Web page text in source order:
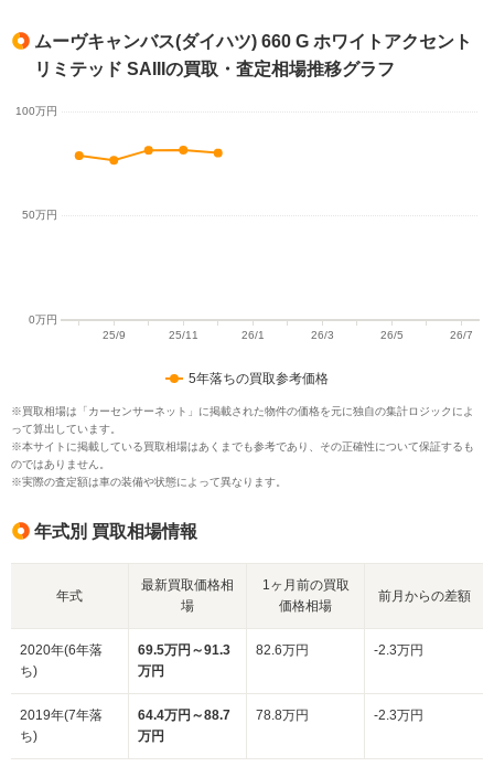
ムーヴキャンバス(ダイハツ) 660 G ホワイトアクセント
リミテッド SAIIIの買取・査定相場推移グラフ
5年落ちの買取参考価格
※買取相場は「カーセンサーネット」に掲載された物件の価格を元に独自の集計ロジックによ
って算出しています。
※本サイトに掲載している買取相場はあくまでも参考であり、その正確性について保証するも
のではありません。
※実際の査定額は車の装備や状態によって異なります。
年式別 買取相場情報
年式
最新買取価格相
場
1ヶ月前の買取
価格相場
前月からの差額
2020年(6年落
ち)
69.5万円～91.3
万円
82.6万円 -2.3万円
2019年(7年落
ち)
64.4万円～88.7
万円
78.8万円 -2.3万円